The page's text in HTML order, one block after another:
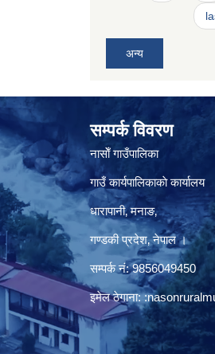
अन्य
सम्पर्क विवरण
नासाेँ गाउँपालिका
गाउँ कार्यपालिकाकाे कार्यालय
धारापानी‚ मनाङ‚
गण्डकी प्रदेश‚ नेपाल ।
सम्पर्क न‌ं‍: 9856049450
इमेल ठेगाना: